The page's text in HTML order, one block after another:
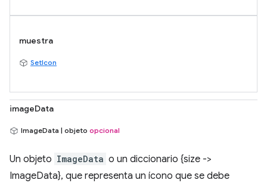
muestra
SetIcon
imageData
ImageData | objeto opcional
Un objeto ImageData o un diccionario {size ->
ImageData}, que representa un ícono que se debe